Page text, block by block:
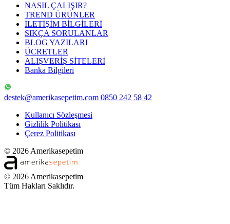
NASIL ÇALIŞIR?
TREND ÜRÜNLER
İLETİŞİM BİLGİLERİ
SIKÇA SORULANLAR
BLOG YAZILARI
ÜCRETLER
ALIŞVERİŞ SİTELERİ
Banka Bilgileri
destek@amerikasepetim.com 0850 242 58 42
Kullanıcı Sözleşmesi
Gizlilik Politikası
Çerez Politikası
© 2026 Amerikasepetim
© 2026 Amerikasepetim
Tüm Hakları Saklıdır.